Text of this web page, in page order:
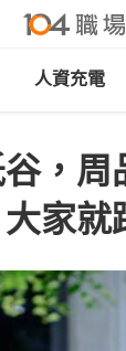
人資充電
，周
家就